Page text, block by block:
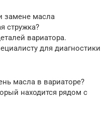
замене масла
стружка?
вариатора.
для диагностики
масла в вариаторе?
находится рядом с